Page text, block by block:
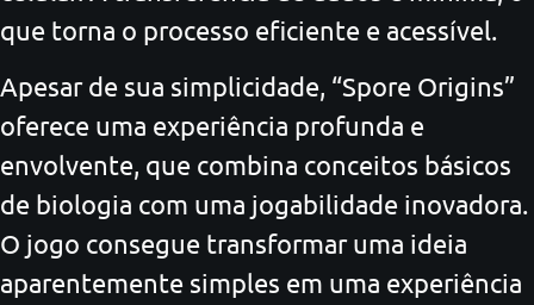
que torna o processo eficiente e acessível.
Apesar de sua simplicidade, “Spore Origins”
oferece uma experiência profunda e
envolvente, que combina conceitos básicos
de biologia com uma jogabilidade inovadora.
O jogo consegue transformar uma ideia
aparentemente simples em uma experiência